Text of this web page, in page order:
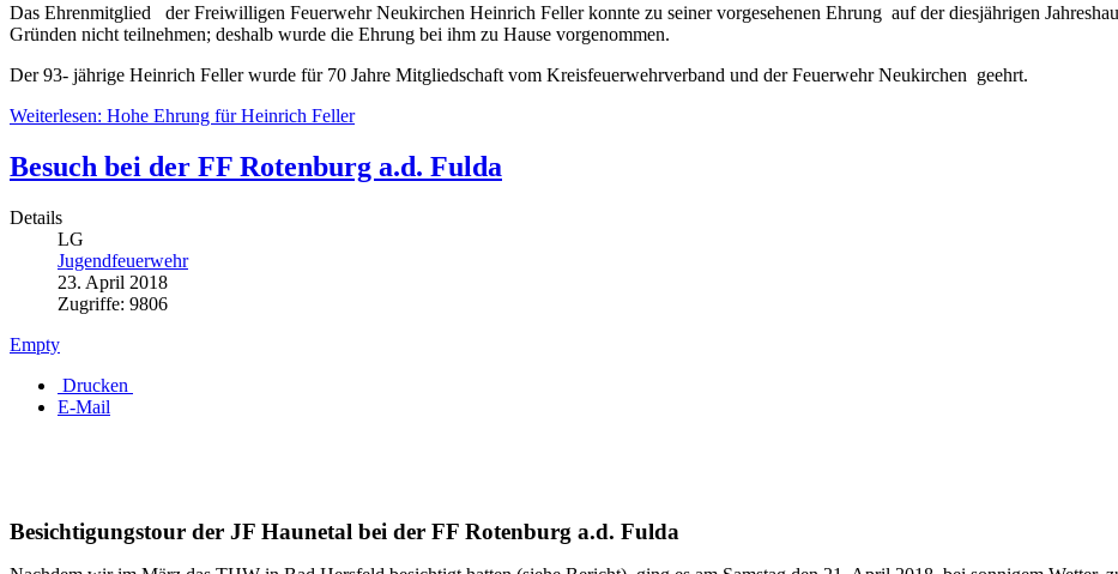
Das Ehrenmitglied der Freiwilligen Feuerwehr Neukirchen Heinrich Feller konnte zu seiner vorgesehenen Ehrung auf der diesjährigen
Gründen nicht teilnehmen; deshalb wurde die Ehrung bei ihm zu Hause vorgenommen.
Der 93- jährige Heinrich Feller wurde für 70 Jahre Mitgliedschaft vom Kreisfeuerwehrverband und der Feuerwehr Neukirchen geehrt.
Weiterlesen: Hohe Ehrung für Heinrich Feller
Besuch bei der FF Rotenburg a.d. Fulda
Details
LG
Jugendfeuerwehr
23. April 2018
Zugriffe: 9806
Empty
Drucken
E-Mail
Besichtigungstour der JF Haunetal bei der FF Rotenburg a.d. Fulda